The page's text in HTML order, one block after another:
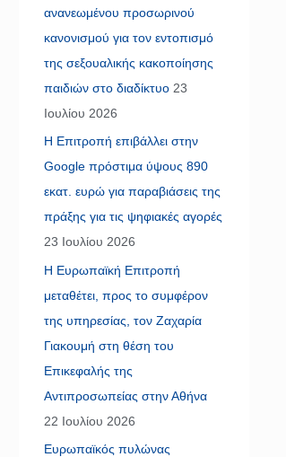
ανανεωμένου προσωρινού
κανονισμού για τον εντοπισμό
της σεξουαλικής κακοποίησης
παιδιών στο διαδίκτυο 23
Ιουλίου 2026
Η Επιτροπή επιβάλλει στην
Google πρόστιμα ύψους 890
εκατ. ευρώ για παραβιάσεις της
πράξης για τις ψηφιακές αγορές
23 Ιουλίου 2026
Η Ευρωπαϊκή Επιτροπή
μεταθέτει, προς το συμφέρον
της υπηρεσίας, τον Ζαχαρία
Γιακουμή στη θέση του
Επικεφαλής της
Αντιπροσωπείας στην Αθήνα
22 Ιουλίου 2026
Ευρωπαϊκός πυλώνας